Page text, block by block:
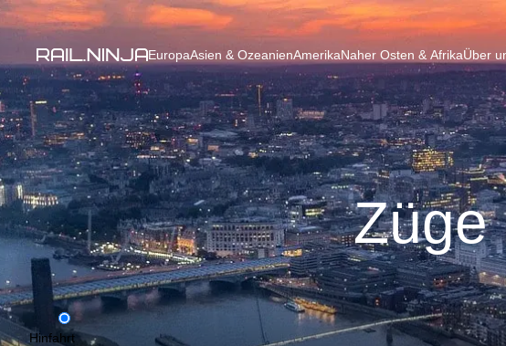
EuropaAsien & OzeanienAmerikaNaher Osten & AfrikaÜber
Züge
Hinfahrt